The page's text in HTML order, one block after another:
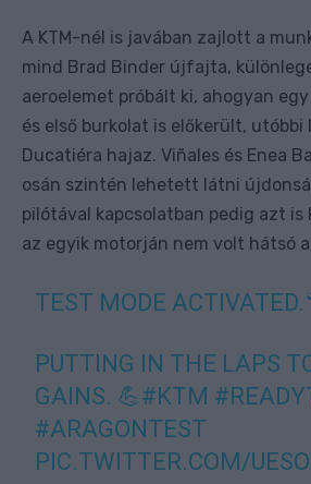
A KTM-nél is javában zajlott a
mind Brad Binder újfajta,
aeroelemet próbált ki, ahogyan
és első burkolat is előkerült, utóbbi
Ducatiéra hajaz. Viñales és Enea
osán szintén lehetett látni
pilótával kapcsolatban pedig azt is
az egyik motorján nem volt hátsó
TEST MODE
PUTTING IN THE LAPS
GAINS. 💪#KTM
#ARAGONTEST
PIC.TWITTER.COM/